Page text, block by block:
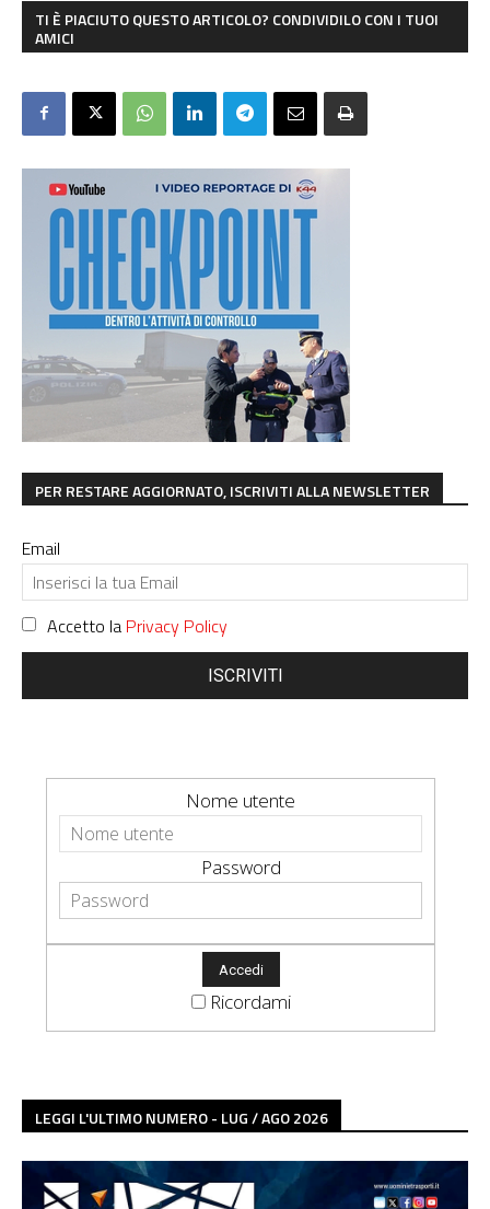
TI È PIACIUTO QUESTO ARTICOLO? CONDIVIDILO CON I TUOI
AMICI
PER RESTARE AGGIORNATO, ISCRIVITI ALLA NEWSLETTER
Email
Accetto la Privacy Policy
ISCRIVITI
Nome utente
Password
Ricordami
LEGGI L'ULTIMO NUMERO - LUG / AGO 2026